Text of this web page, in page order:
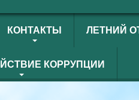
КОНТАКТЫ ЛЕТНИЙ
КОРРУПЦИИ